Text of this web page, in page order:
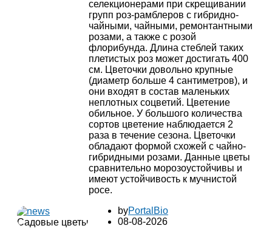
селекционерами при скрещивании
групп роз-рамблеров с гибридно-
чайными, чайными, ремонтантными
розами, а также с розой
флорибунда. Длина стеблей таких
плетистых роз может достигать 400
см. Цветочки довольно крупные
(диаметр больше 4 сантиметров), и
они входят в состав маленьких
неплотных соцветий. Цветение
обильное. У большого количества
сортов цветение наблюдается 2
раза в течение сезона. Цветочки
обладают формой схожей с чайно-
гибридными розами. Данные цветы
сравнительно морозоустойчивы и
имеют устойчивость к мучнистой
росе.
Садовые цветы
byPortalBio
08-08-2026